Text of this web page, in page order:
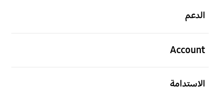
الدعم
Account
الاستدامة